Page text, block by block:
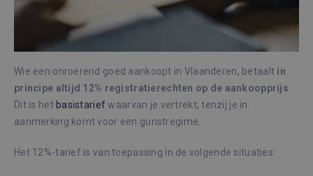
Wie een onroerend goed aankoopt in Vlaanderen, betaalt in
principe altijd 12% registratierechten op de aankoopprijs.
Dit is het basistariefwaarvan je vertrekt, tenzij je in
aanmerking komt voor een gunstregime.
Het 12%-tarief is van toepassing in de volgende situaties: